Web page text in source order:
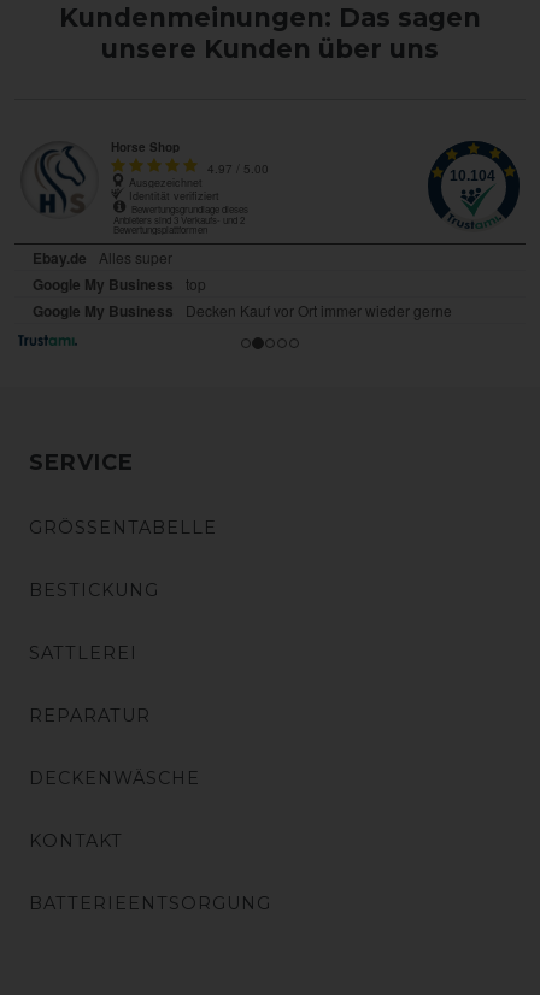
Kundenmeinungen: Das sagen
unsere Kunden über uns
SERVICE
GRÖSSENTABELLE
BESTICKUNG
SATTLEREI
REPARATUR
DECKENWÄSCHE
KONTAKT
BATTERIEENTSORGUNG